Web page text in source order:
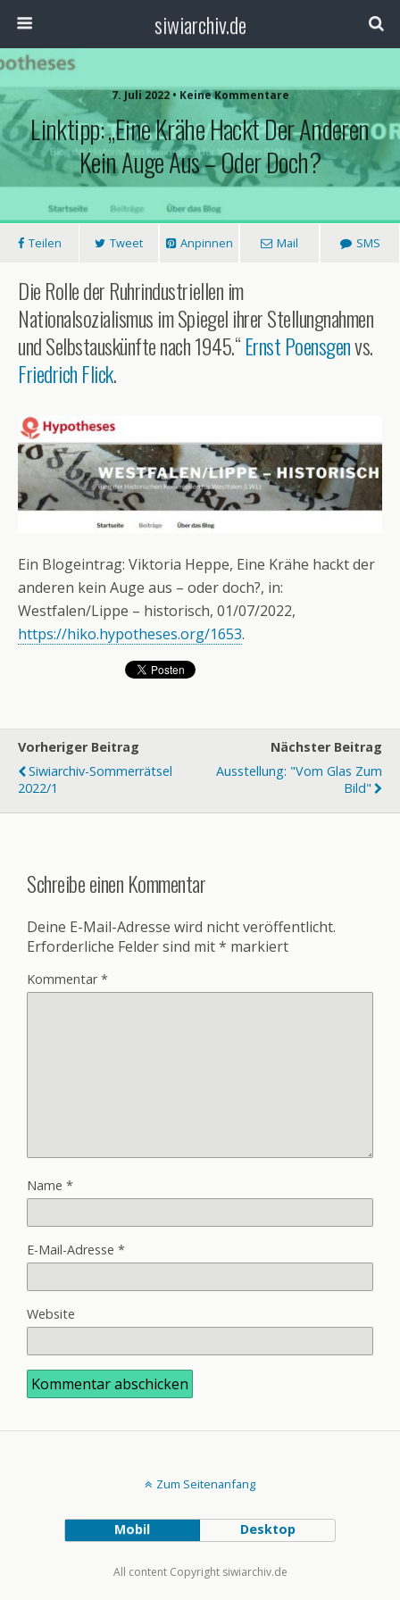
siwiarchiv.de
7. Juli 2022 • Keine Kommentare
Linktipp: „Eine Krähe Hackt Der Anderen
Kein Auge Aus – Oder Doch?
Teilen Tweet Anpinnen Mail SMS
Die Rolle der Ruhrindustriellen im
Nationalsozialismus im Spiegel ihrer Stellungnahmen
und Selbstauskünfte nach 1945.“Ernst Poensgenvs.
Friedrich Flick.
Ein Blogeintrag: Viktoria Heppe, Eine Krähe hackt der
anderen kein Auge aus – oder doch?, in:
Westfalen/Lippe – historisch, 01/07/2022,
https://hiko.hypotheses.org/1653.
Vorheriger Beitrag
Siwiarchiv-Sommerrätsel
2022/1
Nächster Beitrag
Ausstellung: "Vom Glas Zum
Bild"
Schreibe einen Kommentar
Deine E-Mail-Adresse wird nicht veröffentlicht.
Erforderliche Felder sind mit* markiert
Kommentar*
Name *
E-Mail-Adresse *
Website
Zum Seitenanfang
Mobil Desktop
All content Copyright siwiarchiv.de